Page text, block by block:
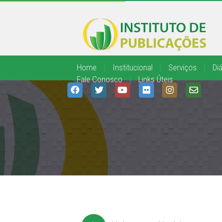
Home Institucional Serviços
Fale Conosco
| Links Úteis